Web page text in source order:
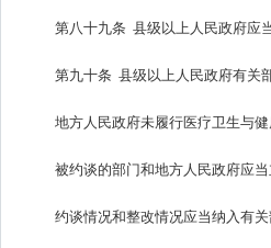
第八十九条 县级以上人民政府应
第九十条 县级以上人民政府有关
地方人民政府未履行医疗卫生与
被约谈的部门和地方人民政府应当
约谈情况和整改情况应当纳入有